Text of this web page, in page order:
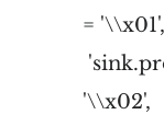
= '\\x01',
'\\x02',